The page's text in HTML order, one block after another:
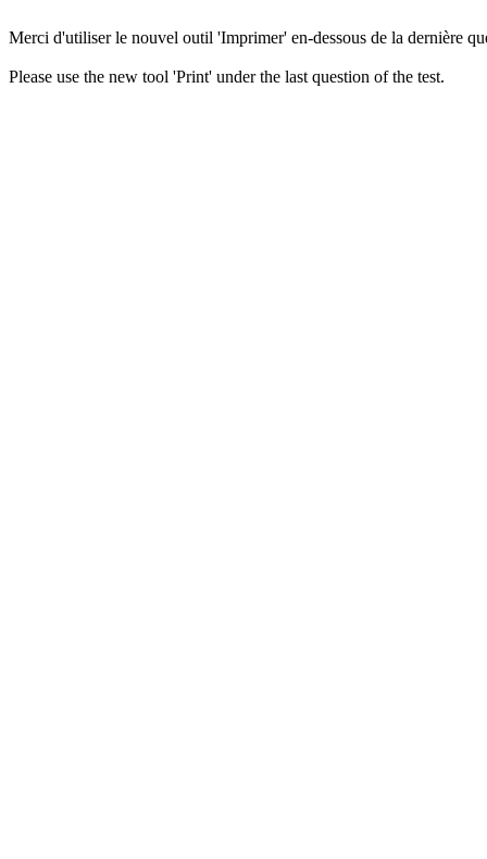
Merci d'utiliser le nouvel outil 'Imprimer' en-dessous de la dernière
Please use the new tool 'Print' under the last question of the test.